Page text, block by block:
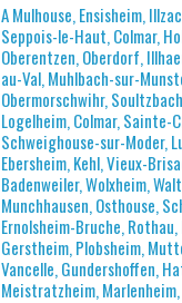
A Mulhouse, Ensisheim,
Seppois-le-Haut, Colmar,
Oberentzen, Oberdorf,
au-Val, Muhlbach-sur-
Obermorschwihr,
Logelheim, Colmar,
Schweighouse-sur-Moder,
Ebersheim, Kehl, Vieux-
Badenweiler, Wolxheim,
Munchhausen, Osthouse,
Ernolsheim-Bruche,
Gerstheim, Plobsheim,
Vancelle, Gundershoffen,
Meistratzheim,